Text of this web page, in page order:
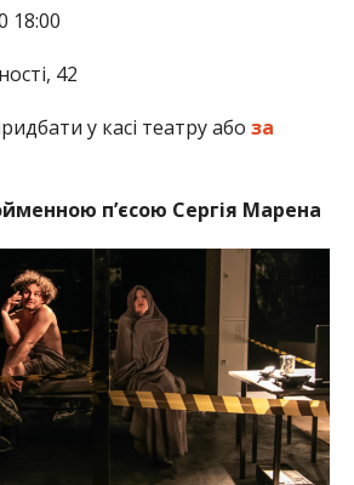
18:00
42
у касі театру або за
п’єсою Сергія Марена